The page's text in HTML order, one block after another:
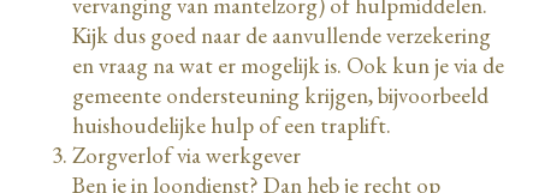
Kijk dus goed naar de aanvullende verzekering
en vraag na wat er mogelijk is. Ook kun je via de
gemeente ondersteuning krijgen, bijvoorbeeld
huishoudelijke hulp of een traplift.
Zorgverlof via werkgever
Ben je in loondienst? Dan heb je recht op